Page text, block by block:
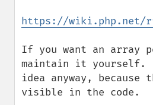
https://wiki.php.net/
If you want an array
maintain it yourself.
idea anyway,
visible in the code.